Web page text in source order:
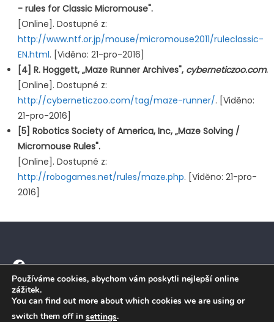
- rules for Classic Micromouse".
[Online]. Dostupné z:
http://www.ntf.or.jp/mouse/micromouse2011/ruleclassic-
EN.html. [Viděno: 21-pro-2016]
[4] R. Hoggett, „Maze Runner Archives", cyberneticzoo.com.
[Online]. Dostupné z:
http://cyberneticzoo.com/tag/maze-runner/. [Viděno:
21-pro-2016]
[5] Robotics Society of America, Inc, „Maze Solving /
Micromouse Rules".
[Online]. Dostupné z:
http://robogames.net/rules/maze.php. [Viděno: 21-pro-
2016]
Facebook
Používáme cookies, abychom vám poskytli nejlepší online
zážitek.
You can find out more about which cookies we are using or
switch them off in settings.